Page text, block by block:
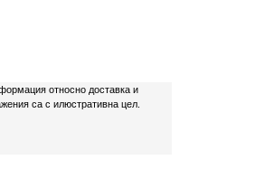
относно доставка и
са с илюстративна цел.